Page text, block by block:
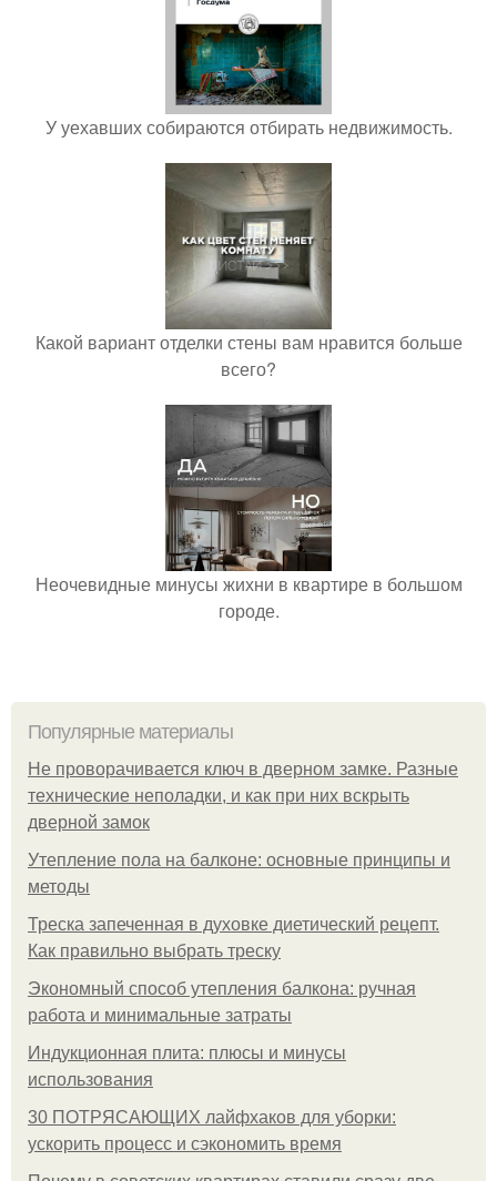
У уехавших собираются отбирать недвижимость.
Какой вариант отделки стены вам нравится больше
всего?
Неочевидные минусы жихни в квартире в большом
городе.
Популярные материалы
Не проворачивается ключ в дверном замке. Разные
технические неполадки, и как при них вскрыть
дверной замок
Утепление пола на балконе: основные принципы и
методы
Треска запеченная в духовке диетический рецепт.
Как правильно выбрать треску
Экономный способ утепления балкона: ручная
работа и минимальные затраты
Индукционная плита: плюсы и минусы
использования
30 ПОТРЯСАЮЩИХ лайфхаков для уборки:
ускорить процесс и сэкономить время